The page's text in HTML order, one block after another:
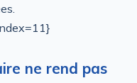
ne rend pas